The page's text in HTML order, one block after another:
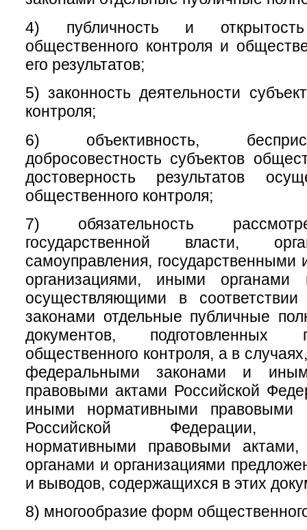
4) публичность и открытость
общественного контроля и
его результатов;
5) законность деятельности
контроля;
6) объективность,
добросовестность субъектов
достоверность результатов
общественного контроля;
7) обязательность
государственной власти,
самоуправления,
организациями, иными органами
осуществляющими в
законами отдельные публичные
документов, подготовленных
общественного контроля, а в
федеральными законами и
правовыми актами Российской
иными нормативными правовыми
Российской Федерации,
нормативными правовыми
органами и организациями
и выводов, содержащихся в этих
8) многообразие форм